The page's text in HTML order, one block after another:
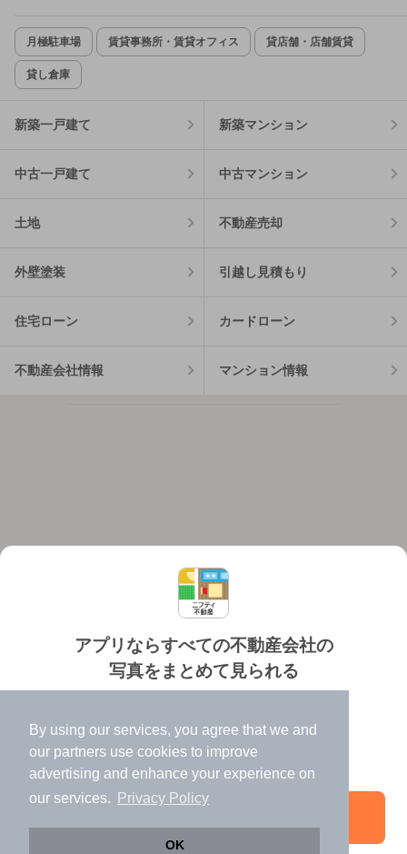
By using our services, you agree that we and
our partners use cookies to improve
advertising and enhance your experience on
our services.
Privacy Policy
OK
アプリならすべての不動産会社の
写真をまとめて見られる
✔️
高速表示で似た物件も見つけやすい
✔️
便利な通知機能も充実
月極駐車場 賃貸事務所・賃貸オフィス 貸店舗・店舗賃貸
貸し倉庫
新築一戸建て 新築マンション
中古一戸建て 中古マンション
土地 不動産売却
外壁塗装 引越し見積もり
住宅ローン カードローン
不動産会社情報 マンション情報
個人情報保護ポリシー 利用規約
©NIFTY Lifestyle Co., Ltd.